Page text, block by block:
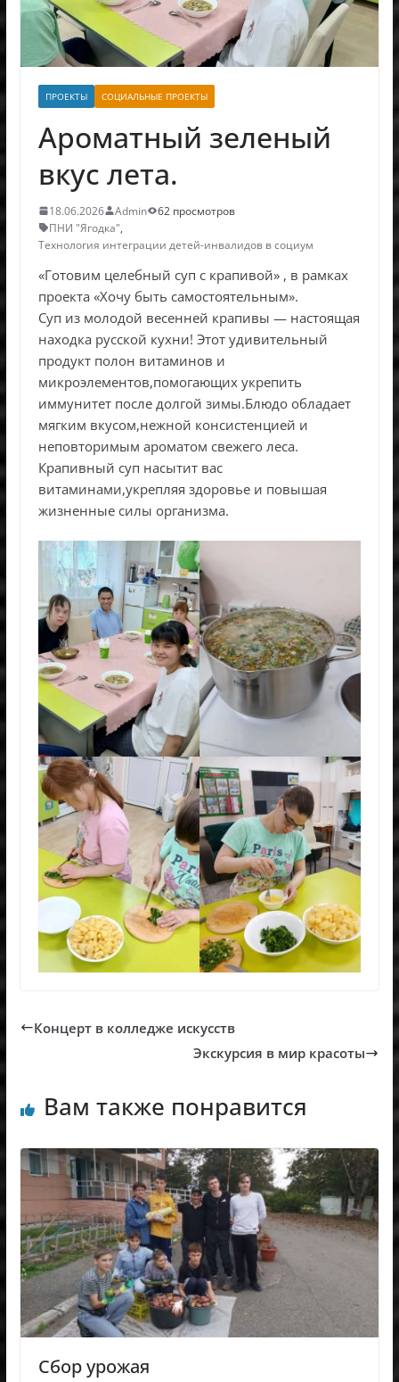
ПРОЕКТЫ СОЦИАЛЬНЫЕ ПРОЕКТЫ
Ароматный зеленый
вкус лета.
18.06.2026 Admin
62 просмотров
ПНИ "Ягодка",
Технология интеграции детей-инвалидов в социум
«Готовим целебный суп с крапивой» , в рамках
проекта «Хочу быть самостоятельным».
Суп из молодой весенней крапивы — настоящая
находка русской кухни! Этот удивительный
продукт полон витаминов и
микроэлементов,помогающих укрепить
иммунитет после долгой зимы.Блюдо обладает
мягким вкусом,нежной консистенцией и
неповторимым ароматом свежего леса.
Крапивный суп насытит вас
витаминами,укрепляя здоровье и повышая
жизненные силы организма.
Концерт в колледже искусств
Экскурсия в мир красоты
Вам также понравится
Сбор урожая